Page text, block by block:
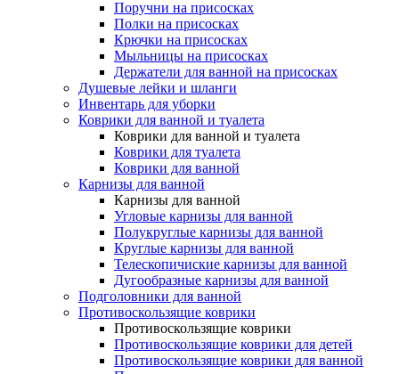
Поручни на присосках
Полки на присосках
Крючки на присосках
Мыльницы на присосках
Держатели для ванной на присосках
Душевые лейки и шланги
Инвентарь для уборки
Коврики для ванной и туалета
Коврики для ванной и туалета
Коврики для туалета
Коврики для ванной
Карнизы для ванной
Карнизы для ванной
Угловые карнизы для ванной
Полукруглые карнизы для ванной
Круглые карнизы для ванной
Телескопичиские карнизы для ванной
Дугообразные карнизы для ванной
Подголовники для ванной
Противоскользящие коврики
Противоскользящие коврики
Противоскользящие коврики для детей
Противоскользящие коврики для ванной